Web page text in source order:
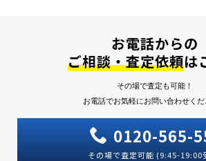
お電話からの
ご相談・査定依頼は
その場で査定も可能！
お電話でお気軽にお問い合わせくだ
0120-565-
その場で査定可能 (9:45-19:00